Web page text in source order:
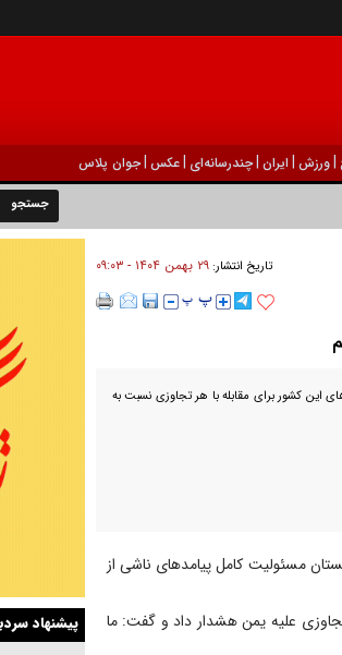
|ورزش | ايران |چندرسانه‌ای |عکس |جوان پلاس
تاریخ انتشار:۲۹ بهمن ۱۴۰۴ - ۰۹:۰۳
این کشور برای مقابله با هر تجاوزی نسبت به
مسئولیت کامل پیامدهای ناشی از
علیه یمن هشدار داد و گفت: ما
پیشنهاد